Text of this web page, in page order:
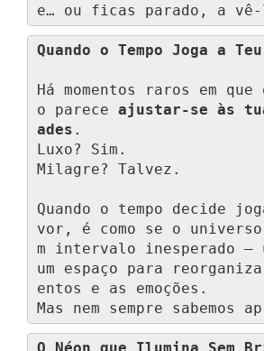
e… ou ficas parado, a
Quando o Tempo Joga a
Há momentos raros em
o parece ajustar-se às
ades .
Luxo? Sim.
Milagre? Talvez.
Quando o tempo decide
vor, é como se o
m intervalo inesperado —
um espaço para
entos e as emoções.
Mas nem sempre sabemos